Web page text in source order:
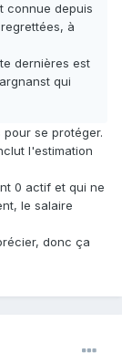
connue depuis
à
dernières est
qui
se protéger.
l'estimation
0 actif et qui ne
le salaire
donc ça